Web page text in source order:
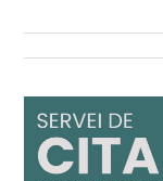
a l’emblemàtica